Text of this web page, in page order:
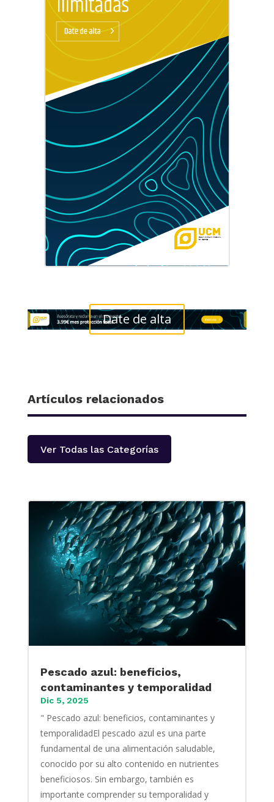
Date de alta
Artículos relacionados
Ver Todas las Categorías
Pescado azul: beneficios,
contaminantes y temporalidad
Dic 5, 2025
" Pescado azul: beneficios, contaminantes y
temporalidadEl pescado azul es una parte
fundamental de una alimentación saludable,
conocido por su alto contenido en nutrientes
beneficiosos. Sin embargo, también es
importante comprender su temporalidad y